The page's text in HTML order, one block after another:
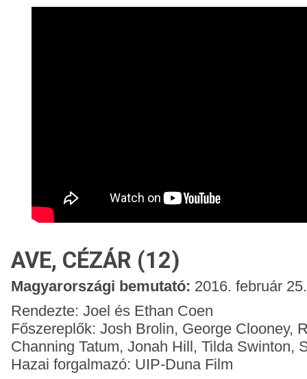
AVE, CÉZÁR (12)
Magyarországi bemutató: 2016. február 25.
Rendezte: Joel és Ethan Coen
Főszereplők: Josh Brolin, George Clooney,
Channing Tatum, Jonah Hill, Tilda Swinton,
Hazai forgalmazó: UIP-Duna Film